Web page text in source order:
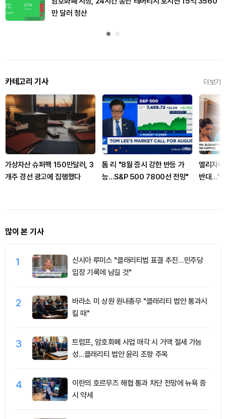
만 달러 청산
카테고리 기사 더보기
가상자산 슈퍼팩 150만달러, 3
개주 경선 광고에 집행했다
톰 리 "8월 증시 강한 반등 가
능…S&P 500 7800선 전망"
엘리자
반대…"
많이 본 기사
1
신시아 루미스 "클래리티법 표결 추진…민주당
입장 기록에 남길 것"
2
바라소 미 상원 원내총무 "클래리티 법안 통과시
킬 때"
3
트럼프, 암호화폐 사업 매각 시 거액 절세 가능
성...클래리티 법안 윤리 조항 주목
4
이란의 호르무즈 해협 통과 차단 전망에 뉴욕 증
시 약세